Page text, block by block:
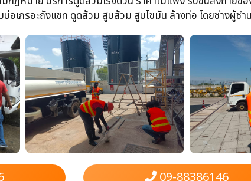
อเกรอะถังแซท​ ดูดส้วม​ สูบส้วม​ สูบไขมัน​ ล้างท่อ​ โดยช่าง
09-88386146